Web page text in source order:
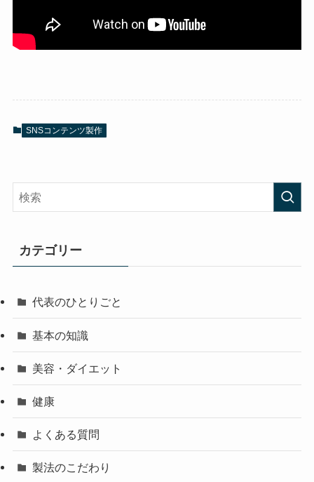
SNSコンテンツ製作
カテゴリー
代表のひとりごと
基本の知識
美容・ダイエット
健康
よくある質問
製法のこだわり